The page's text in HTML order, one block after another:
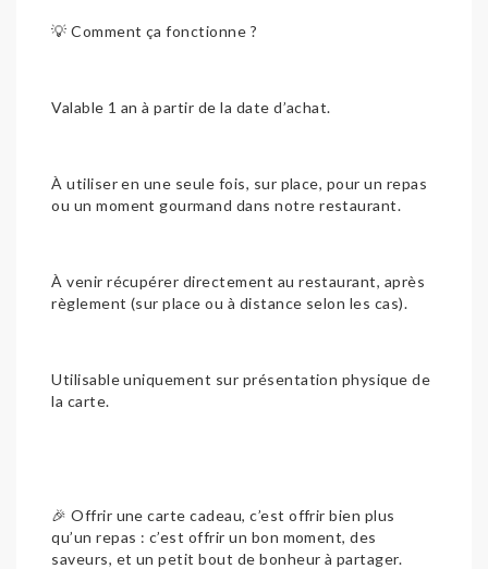
💡 Comment ça fonctionne ?
Valable 1 an à partir de la date d’achat.
À utiliser en une seule fois, sur place, pour un repas
ou un moment gourmand dans notre restaurant.
À venir récupérer directement au restaurant, après
règlement (sur place ou à distance selon les cas).
Utilisable uniquement sur présentation physique de
la carte.
🎉 Offrir une carte cadeau, c’est offrir bien plus
qu’un repas : c’est offrir un bon moment, des
saveurs, et un petit bout de bonheur à partager.